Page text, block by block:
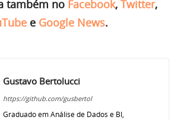
também no Facebook, Twitter,
e Google News.
Gustavo Bertolucci
https://github.com/gusbertol
Graduado em Análise de Dados e BI,